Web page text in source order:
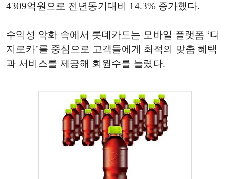
4309억원으로 전년동기대비 14.3% 증가했다.
수익성 악화 속에서 롯데카드는 모바일 플랫폼 ‘디
지로카’를 중심으로 고객들에게 최적의 맞춤 혜택
과 서비스를 제공해 회원수를 늘렸다.